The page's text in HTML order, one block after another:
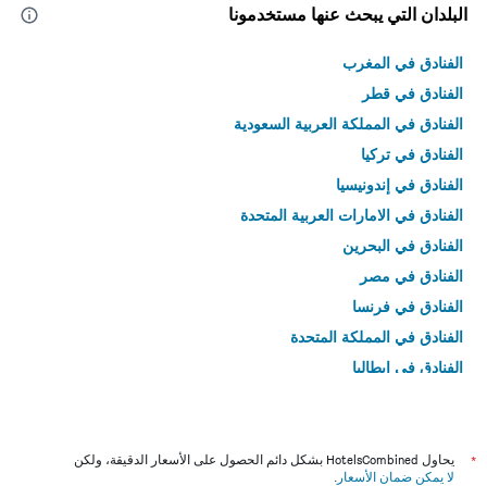
البلدان التي يبحث عنها مستخدمونا
الفنادق في المغرب
الفنادق في قطر
الفنادق في المملكة العربية السعودية
الفنادق في تركيا
الفنادق في إندونيسيا
الفنادق في الامارات العربية المتحدة
الفنادق في البحرين
الفنادق في مصر
الفنادق في فرنسا
الفنادق في المملكة المتحدة
الفنادق في إيطاليا
*
يحاول HotelsCombined بشكل دائم الحصول على الأسعار الدقيقة، ولكن
لا يمكن ضمان الأسعار .